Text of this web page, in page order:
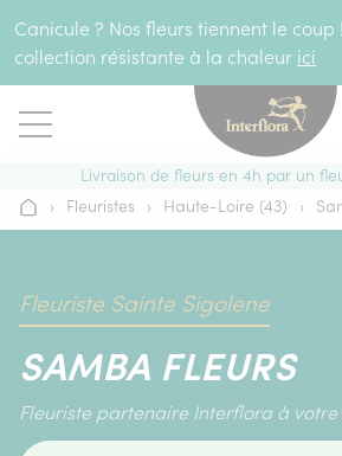
Canicule ? Nos fleurs tiennent le
collection résistante à la chaleur ici
Livraison de fleurs en 4h par un
Accueil
› Fleuristes › Haute-Loire (43) ›
Fleuriste Sainte Sigolene
SAMBA FLEURS
Fleuriste partenaire Interflora à votre